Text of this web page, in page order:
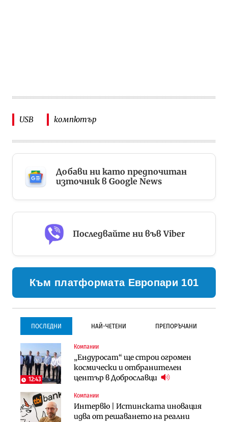
USB компютър
Добави ни като предпочитан
източник в Google News
Последвайте ни във Viber
Към платформата Европари 101
ПОСЛЕДНИ НАЙ-ЧЕТЕНИ ПРЕПОРЪЧАНИ
12:43
Компании
„Ендуросат“ ще строи огромен
космически и отбранителен
център в Доброславци
Компании
Интервю | Истинската иновация
идва от решаването на реални
Инфраструктура
Проектирането на тунела под
Петрохан ще върви паралелно с
екологичните оценки
Градоустройство
Столична община избра
изпълнител за преместването на
Инфраструктура
Проектирането на тунела под
Петрохан ще върви паралелно с
екологичните оценки
Компании
„Хювефарма“ подписа договор за
придобиване на Euroapi Italy